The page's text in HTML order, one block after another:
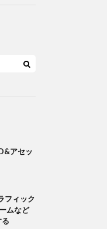
アセッ
フィック
ムなど